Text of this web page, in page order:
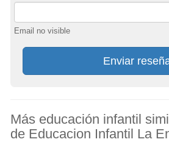
Email no visible
Enviar
Más educación infantil
de Educacion Infantil La